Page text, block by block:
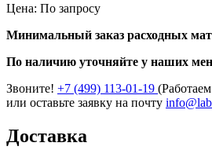
Цена: По запросу
Минимальный заказ расходных
По наличию уточняйте у наших
Звоните! +7 (499) 113-01-19
или оставьте заявку на почту
Доставка